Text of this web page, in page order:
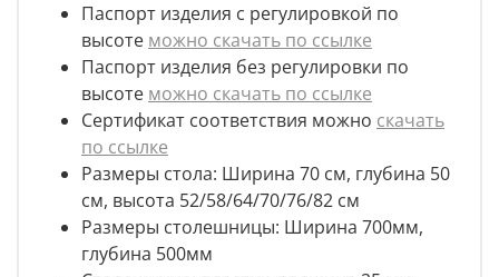
Паспорт изделия с регулировкой по
высоте можно скачать по ссылке
Паспорт изделия без регулировки по
высоте можно скачать по ссылке
Сертификат соответствия можно скачать
по ссылке
Размеры стола: Ширина 70 см, глубина 50
см, высота 52/58/64/70/76/82 см
Размеры столешницы: Ширина 700мм,
глубина 500мм